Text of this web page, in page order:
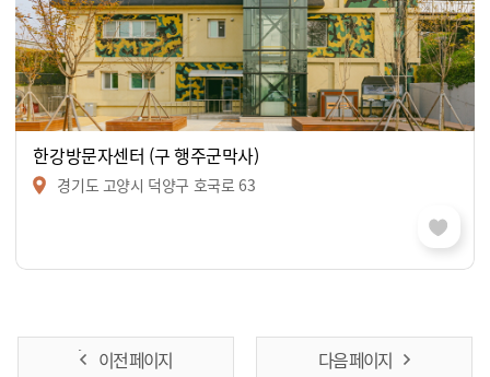
한강방문자센터 (구 행주군막사)
경기도 고양시 덕양구 호국로 63
이전 페이지 다음 페이지